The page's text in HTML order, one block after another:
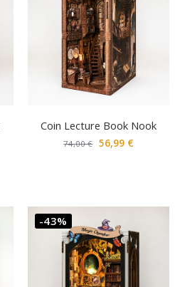
Coin Lecture Book Nook
74,00€ 56,99 €
-43%